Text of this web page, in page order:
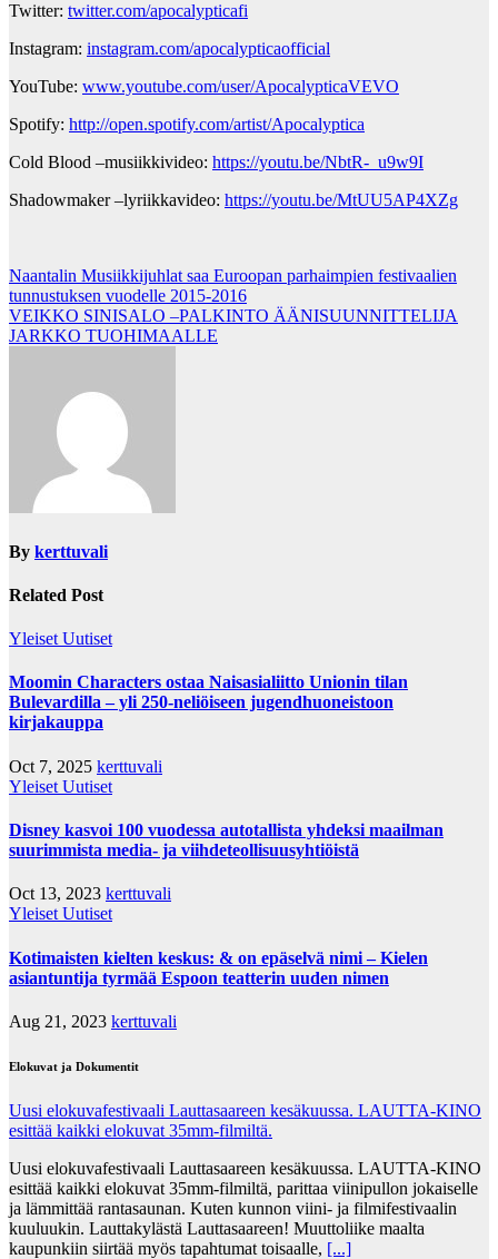
Twitter: twitter.com/apocalypticafi
Instagram: instagram.com/apocalypticaofficial
YouTube: www.youtube.com/user/ApocalypticaVEVO
Spotify: http://open.spotify.com/artist/Apocalyptica
Cold Blood –musiikkivideo: https://youtu.be/NbtR-_u9w9I
Shadowmaker –lyriikkavideo: https://youtu.be/MtUU5AP4XZg
Post
navigation
Naantalin Musiikkijuhlat saa Euroopan parhaimpien festivaalien
tunnustuksen vuodelle 2015-2016
VEIKKO SINISALO –PALKINTO ÄÄNISUUNNITTELIJA
JARKKO TUOHIMAALLE
By kerttuvali
Related Post
Yleiset Uutiset
Moomin Characters ostaa Naisasialiitto Unionin tilan
Bulevardilla – yli 250-neliöiseen jugendhuoneistoon
kirjakauppa
Oct 7, 2025 kerttuvali
Yleiset Uutiset
Disney kasvoi 100 vuodessa autotallista yhdeksi maailman
suurimmista media- ja viihdeteollisuusyhtiöistä
Oct 13, 2023 kerttuvali
Yleiset Uutiset
Kotimaisten kielten keskus: & on epäselvä nimi – Kielen
asiantuntija tyrmää Espoon teatterin uuden nimen
Aug 21, 2023 kerttuvali
Elokuvat ja Dokumentit
Uusi elokuvafestivaali Lauttasaareen kesäkuussa. LAUTTA-KINO
esittää kaikki elokuvat 35mm-filmiltä.
Uusi elokuvafestivaali Lauttasaareen kesäkuussa. LAUTTA-KINO
esittää kaikki elokuvat 35mm-filmiltä, parittaa viinipullon jokaiselle
ja lämmittää rantasaunan. Kuten kunnon viini- ja filmifestivaalin
kuuluukin. Lauttakylästä Lauttasaareen! Muuttoliike maalta
kaupunkiin siirtää myös tapahtumat toisaalle, [...]